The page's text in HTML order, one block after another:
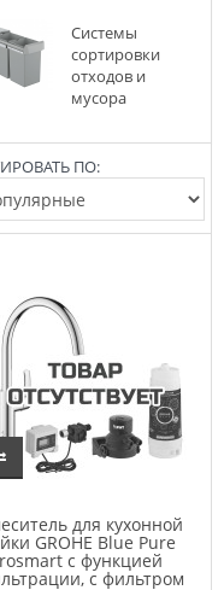
Системы
сортировки
отходов и
мусора
ПО:
для кухонной
GROHE Blue Pure
с функцией
с фильтром